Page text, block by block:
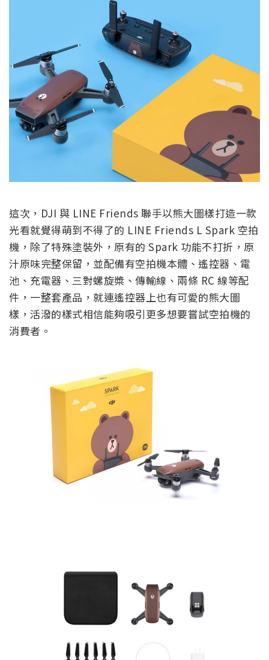
這次，DJI 與 LINE Friends 聯手以熊大圖樣打造一款
光看就覺得萌到不得了的 LINE Friends L Spark 空拍
機，除了特殊塗裝外，原有的 Spark 功能不打折，原
汁原味完整保留，並配備有空拍機本體、遙控器、電
池、充電器、三對螺旋槳、傳輸線、兩條 RC 線等配
件，一整套產品，就連遙控器上也有可愛的熊大圖
樣，活潑的樣式相信能夠吸引更多想要嘗試空拍機的
消費者。